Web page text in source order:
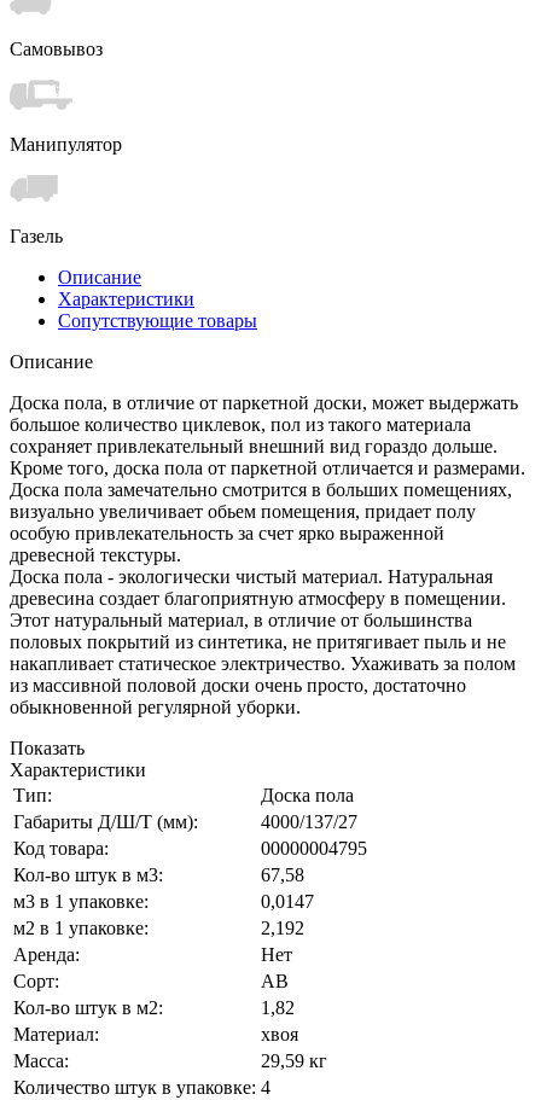
Самовывоз
Манипулятор
Газель
Описание
Характеристики
Сопутствующие товары
Описание
Доска пола, в отличие от паркетной доски, может выдержать
большое количество циклевок, пол из такого материала
сохраняет привлекательный внешний вид гораздо дольше.
Кроме того, доска пола от паркетной отличается и размерами.
Доска пола замечательно смотрится в больших помещениях,
визуально увеличивает обьем помещения, придает полу
особую привлекательность за счет ярко выраженной
древесной текстуры.
Доска пола - экологически чистый материал. Натуральная
древесина создает благоприятную атмосферу в помещении.
Этот натуральный материал, в отличие от большинства
половых покрытий из синтетика, не притягивает пыль и не
накапливает статическое электричество. Ухаживать за полом
из массивной половой доски очень просто, достаточно
обыкновенной регулярной уборки.
Показать
Характеристики
Тип:
Доска пола
Габариты Д/Ш/Т (мм):
4000/137/27
Код товара:
00000004795
Кол-во штук в м3:
67,58
м3 в 1 упаковке:
0,0147
м2 в 1 упаковке:
2,192
Аренда:
Нет
Сорт:
АВ
Кол-во штук в м2:
1,82
Материал:
хвоя
Масса:
29,59 кг
Количество штук в упаковке: 4